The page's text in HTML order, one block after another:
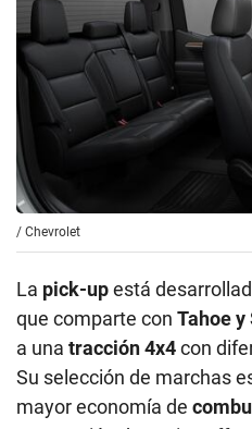
/ Chevrolet
La pick-upestá
que comparte con Tahoe y
a una tracción 4x4con
Su selección de marchas
mayor economía de